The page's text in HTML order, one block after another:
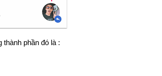
thành phần đó là :